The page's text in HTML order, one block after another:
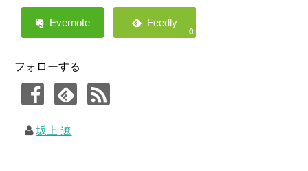
0
フォローする
坂上 遼